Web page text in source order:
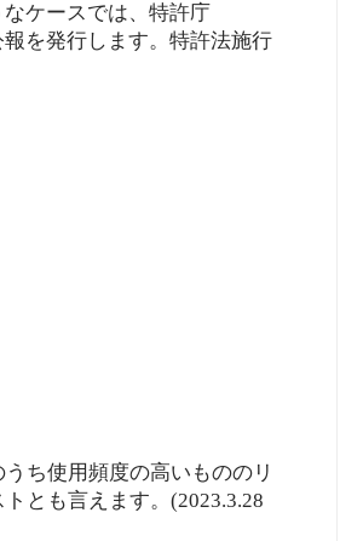
ケースでは、特許庁
を発行します。特許法施行
ち使用頻度の高いもののリ
とも言えます。(2023.3.28